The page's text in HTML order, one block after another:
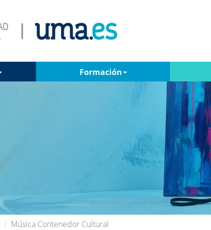
Formación
Música Contenedor Cultural